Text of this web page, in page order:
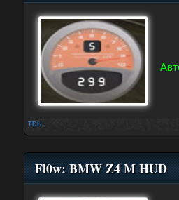
TDU
Fl0w: BMW Z4 M HUD